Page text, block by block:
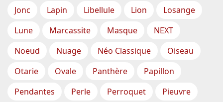
Jonc
Lapin Libellule Lion
Losange
Lune
Marcassite Masque
NEXT
Noeud
Nuage Néo Classique
Oiseau
Otarie
Ovale Panthère
Papillon
Pendantes
Perle Perroquet
Pieuvre